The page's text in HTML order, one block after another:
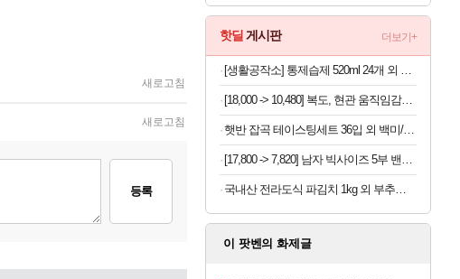
새로고침
새로고침
등록
핫딜 게시판 더보기+
[생활공작소] 통제습제 520ml 24개 외 제습제 모음+사은품오늘출발
[18,000 -> 10,480] 복도, 현관 움직임감지 센서등
햇반 잡곡 테이스팅세트 36입 외 백미/잡곡 36개,24개 실속구성
[17,800 -> 7,820] 남자 빅사이즈 5부 밴딩바지
국내산 전라도식 파김치 1kg 외 부추김치 동치미 무료배송
이 팟벤의 화제글